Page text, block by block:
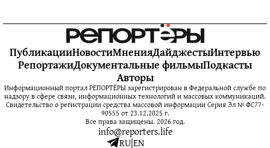
ПубликацииНовостиМненияДайджестыИнтервью
РепортажиДокументальные фильмыПодкасты
Авторы
Информационный портал РЕПОРТЁРЫ зарегистрирован в Федеральной службе по
надзору в сфере связи, информационных технологий и массовых коммуникаций.
Свидетельство о регистрации средства массовой информации Серия Эл № ФС77-
90555 от 23.12.2025 г.
Все права защищены. 2026 год.
info@reporters.life
RU|EN